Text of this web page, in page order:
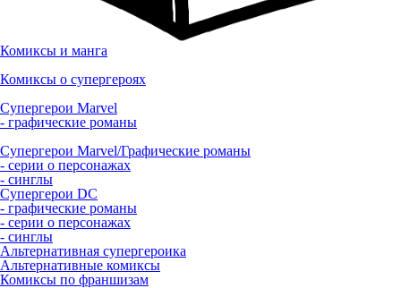
Комиксы и манга
Комиксы о супергероях
Супергерои Marvel
- графические романы
Супергерои Marvel/Графические романы
- серии о персонажах
- синглы
Супергерои DC
- графические романы
- серии о персонажах
- синглы
Альтернативная супергероика
Альтернативные комиксы
Комиксы по франшизам